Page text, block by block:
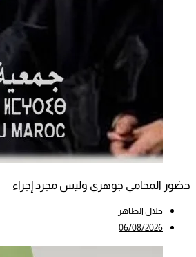
حضور المحامي جوهري وليس مجرد إجراء
جلال الطاهر
06/08/2026